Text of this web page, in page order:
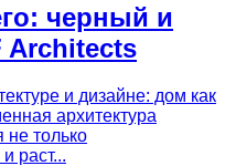
черный и
Architects
и дизайне: дом как
архитектура
не только
раст...